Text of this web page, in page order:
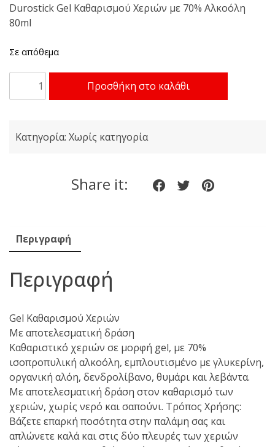
Durostick Gel Καθαρισμού Χεριών με 70% Αλκοόλη
80ml
Σε απόθεμα
με
Προσθήκη στο καλάθι
Κατηγορία: Χωρίς κατηγορία
Share it:
ShareShare
Περιγραφή
Περιγραφή
Gel Καθαρισμού Χεριών
Με αποτελεσματική δράση
Kαθαριστικό χεριών σε μορφή gel, με 70%
ισοπροπυλική αλκοόλη, εμπλουτισμένο με γλυκερίνη,
οργανική αλόη, δενδρολίβανο, θυμάρι και λεβάντα.
Mε αποτελεσματική δράση στον καθαρισμό των
χεριών, χωρίς νερό και σαπούνι. Τρόπος Χρήσης:
Βάζετε επαρκή ποσότητα στην παλάμη σας και
απλώνετε καλά και στις δύο πλευρές των χεριών